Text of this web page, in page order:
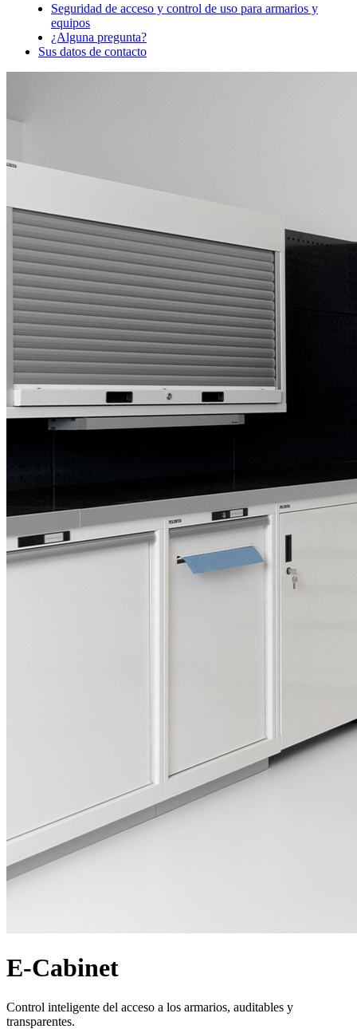
Seguridad de acceso y control de uso para armarios y
equipos
¿Alguna pregunta?
Sus datos de contacto
E-Cabinet
Control inteligente del acceso a los armarios, auditables y
transparentes.